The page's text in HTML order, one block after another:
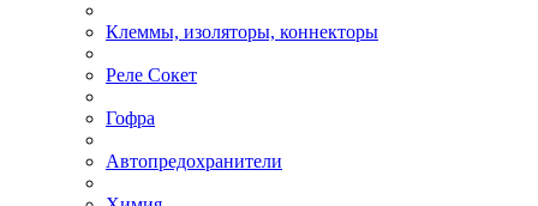
Клеммы, изоляторы, коннекторы
Реле Сокет
Гофра
Автопредохранители